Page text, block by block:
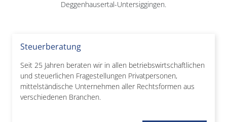
Deggenhausertal-Untersiggingen.
Steuerberatung
Seit 25 Jahren beraten wir in allen betriebswirtschaftlichen
und steuerlichen Fragestellungen Privatpersonen,
mittelständische Unternehmen aller Rechtsformen aus
verschiedenen Branchen.